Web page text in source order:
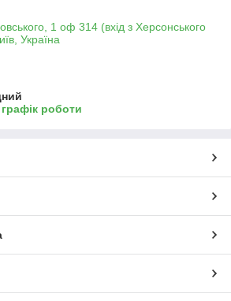
1 оф 314 (вхід з Херсонського
Україна
роботи